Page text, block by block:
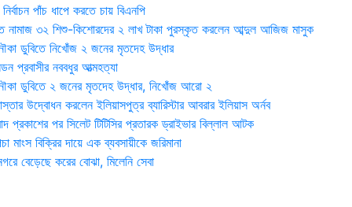
পাঁচ ধাপে করতে চায় বিএনপি
নামাজ ৩২ শিশু-কিশোরদের ২ লাখ টাকা পুরস্কৃত করলেন আব্দুল আজিজ মাসুক
ডুবিতে নিখোঁজ ২ জনের মৃতদেহ উদ্ধার
প্রবাসীর নববধুর আত্মহত্যা
ডুবিতে ২ জনের মৃতদেহ উদ্ধার, নিখোঁজ আরো ২
উদ্বোধন করলেন ইলিয়াসপুত্র ব্যারিস্টার আবরার ইলিয়াস অর্নব
প্রকাশের পর সিলেট টিটিসির প্রতারক ড্রাইভার বিল্লাল আটক
মাংস বিক্রির দায়ে এক ব্যবসায়ীকে জরিমানা
বেড়েছে করের বোঝা, মিলেনি সেবা